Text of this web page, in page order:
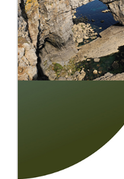
AUTRES PRODUITS